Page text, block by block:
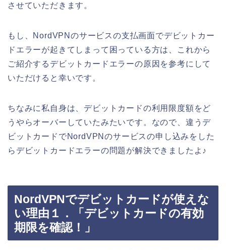
させていただきます。
もし、NordVPNのサービスの支払画面でデビットカー
ドエラーが起きてしまって困っている方は、これから
ご紹介するデビットカードエラーの原因を参考にして
いただけると幸いです。
ちなみに私自身は、デビットカードの利用限度額をど
うやらオーバーしていたみたいです。なので、違うデ
ビットカードでNordVPNのサービスの申し込みをした
らデビットカードエラーの問題が解決できましたよ♪
NordVPNでデビットカードが使えな
い理由１．「デビットカードの有効
期限を確認！」